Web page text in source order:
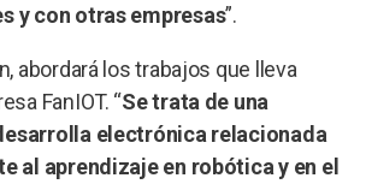
y con otras empresas”.
abordará los trabajos que lleva
FanIOT. “Se trata de una
electrónica relacionada
al aprendizaje en robótica y en el